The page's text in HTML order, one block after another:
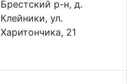
Брестский р-н, д.
Клейники, ул.
Харитончика, 21